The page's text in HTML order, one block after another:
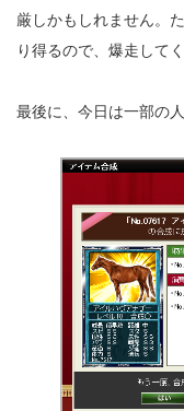
厳しかもしれません。
り得るので、爆走して
最後に、今日は一部の